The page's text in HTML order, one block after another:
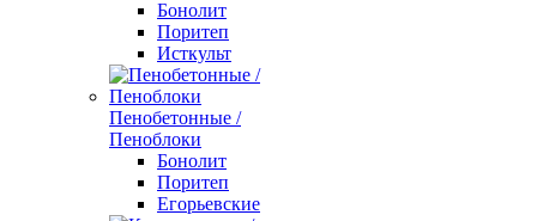
Бонолит
Поритеп
Исткульт
Пенобетонные /
Пеноблоки
Бонолит
Поритеп
Егорьевские